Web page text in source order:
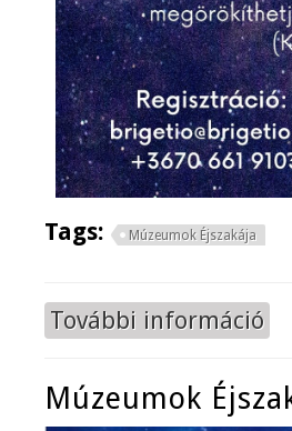
Tags: Múzeumok Éjszakája
További információ
Múzeumok